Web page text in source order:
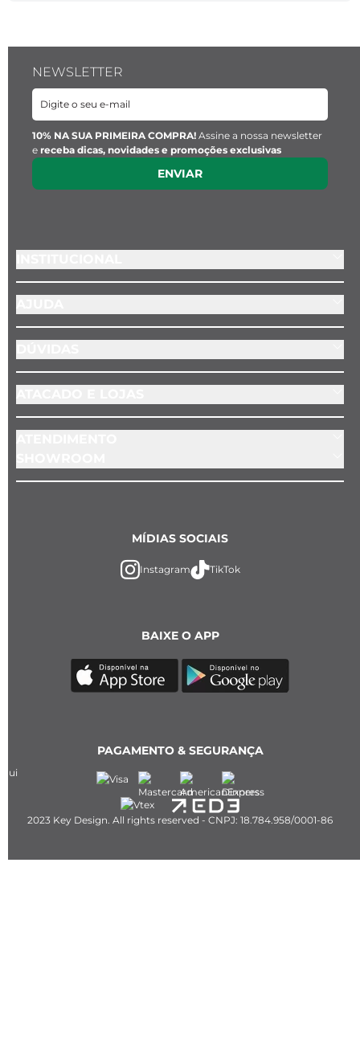
NEWSLETTER
10% NA SUA PRIMEIRA COMPRA! Assine a nossa newsletter
e receba dicas, novidades e promoções exclusivas
ENVIAR
BAIXE O APP
MÍDIAS SOCIAIS
Instagram TikTok
PAGAMENTO & SEGURANÇA
2023 Key Design. All rights reserved - CNPJ: 18.784.958/0001-86